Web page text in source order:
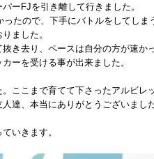
ーFJを引き離して行きました。
たので、下手にバトルをしてし
ました。
き去り、ペースは自分の方が速か
ーを受ける事が出来ました。
ここまで育てて下さったアルビ
達、本当にありがとうございました
いきます。